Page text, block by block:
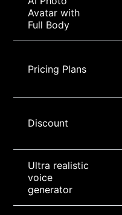
Avatar with
Full Body
Pricing Plans
Discount
Ultra realistic
voice
generator